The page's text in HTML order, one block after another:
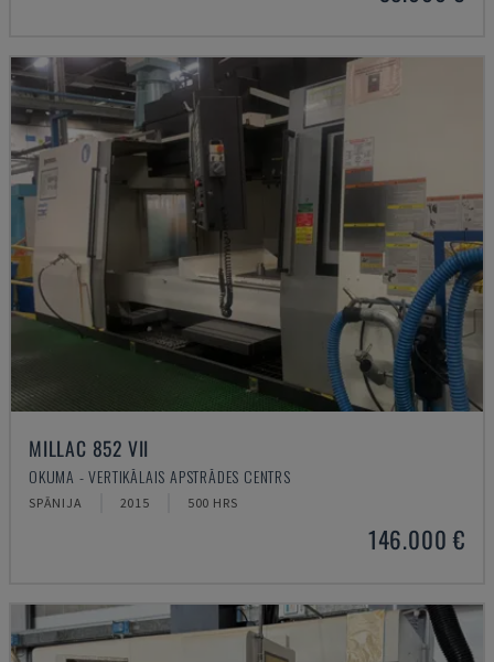
MILLAC 852 VII
OKUMA - VERTIKĀLAIS APSTRĀDES CENTRS
SPĀNIJA 2015 500 HRS
146.000 €